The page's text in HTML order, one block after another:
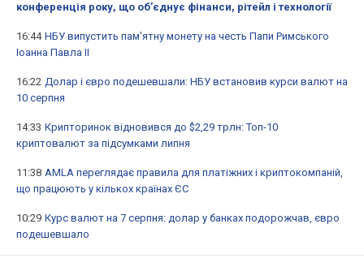
конференція року, що об’єднує фінанси, рітейл і технології
16:44 НБУ випустить пам'ятну монету на честь Папи Римського
Іоанна Павла II
16:22 Долар і євро подешевшали: НБУ встановив курси валют на
10 серпня
14:33 Крипторинок відновився до $2,29 трлн: Топ-10
криптовалют за підсумками липня
11:38 AMLA переглядає правила для платіжних і криптокомпаній,
що працюють у кількох країнах ЄС
10:29 Курс валют на 7 серпня: долар у банках подорожчав, євро
подешевшало